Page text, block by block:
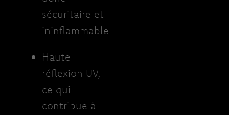
sécuritaire et
ininflammable
Haute
réflexion UV,
ce qui
contribue à